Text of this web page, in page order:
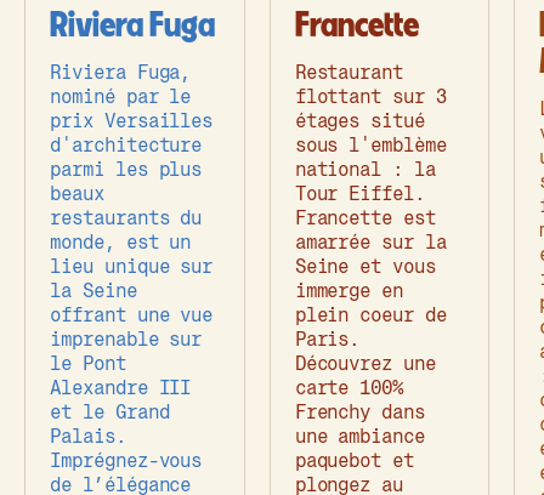
Riviera Fuga
Riviera Fuga,
nominé par le
prix Versailles
d'architecture
parmi les plus
beaux
restaurants du
monde, est un
lieu unique sur
la Seine
offrant une vue
imprenable sur
le Pont
Alexandre III
et le Grand
Palais.
Imprégnez-vous
de l’élégance
Francette
Restaurant
flottant sur 3
étages situé
sous l'emblème
national : la
Tour Eiffel.
Francette est
amarrée sur la
Seine et vous
immerge en
plein coeur de
Paris.
Découvrez une
carte 100%
Frenchy dans
une ambiance
paquebot et
plongez au